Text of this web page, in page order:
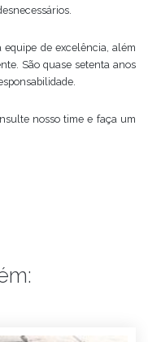
de excelência, além
São quase setenta anos
nosso time e faça um